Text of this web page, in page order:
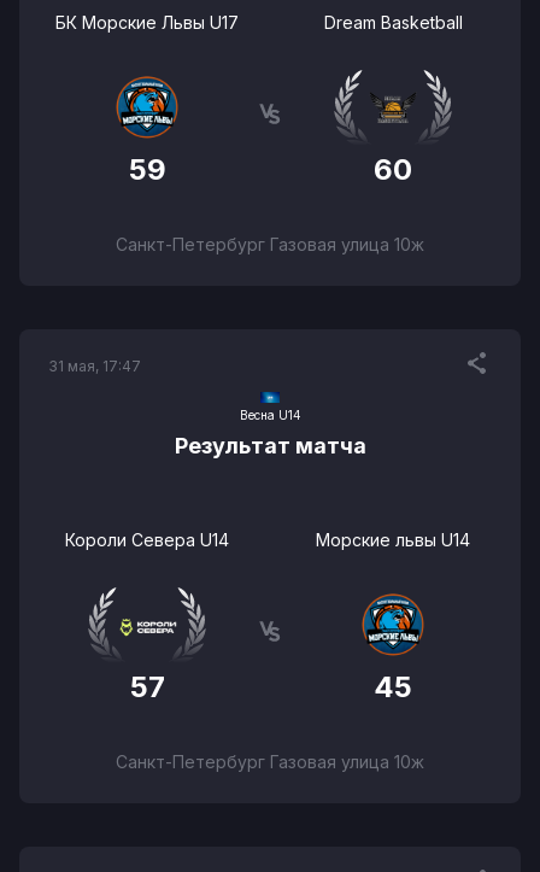
БК Морские Львы U17
59
Dream Basketball
60
Санкт-Петербург Газовая улица 10ж
31 мая, 17:47
Весна U14
Результат матча
Короли Севера U14
57
Морские львы U14
45
Санкт-Петербург Газовая улица 10ж